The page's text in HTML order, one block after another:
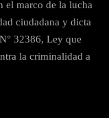
el marco de la lucha
ciudadana y dicta
32386, Ley que
la criminalidad a